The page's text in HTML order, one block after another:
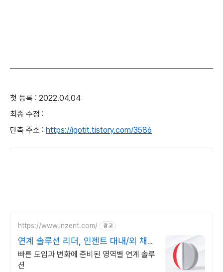
첫 등록 : 2022.04.04
최종 수정 :
단축 주소 : https://igotit.tistory.com/3586
https://www.inzent.com/ 광고
연계 솔루션 리더, 인젠트 대내/외 채널
맞춤형 연계
빠른 도입과 변화에 준비된 영역별 연계 솔루
션